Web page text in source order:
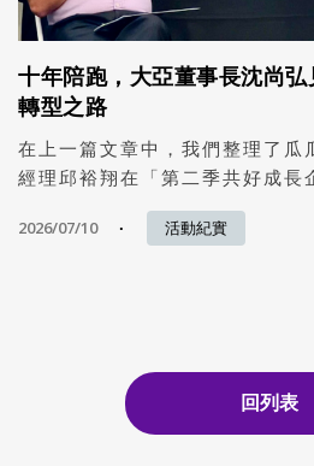
十年陪跑，大亞董事長沈尚
轉型之路
在上一篇文章中，我們整理了瓜
經理邱裕翔在「第二季共好成長
2026/07/10 活動紀實
回列表